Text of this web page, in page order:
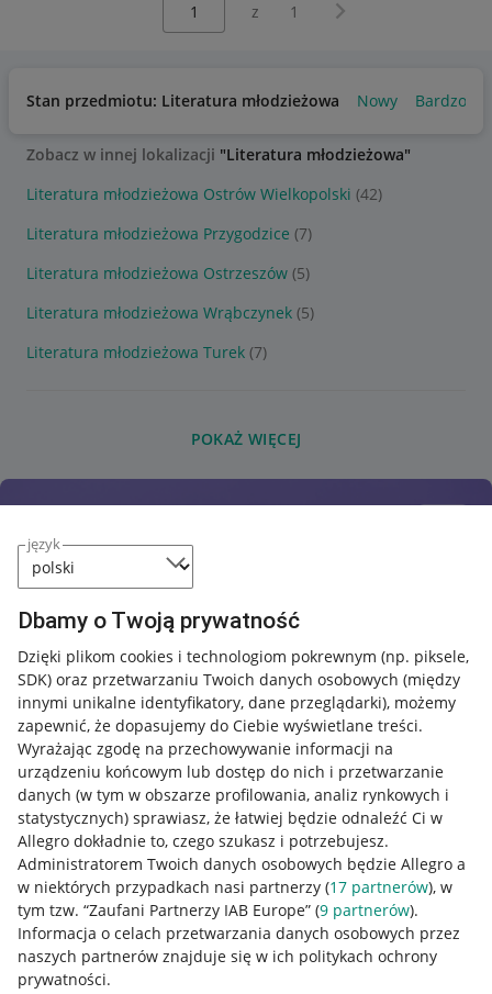
język
Dbamy o Twoją prywatność
Dzięki plikom cookies i technologiom pokrewnym (np. piksele,
SDK) oraz przetwarzaniu Twoich danych osobowych (między
innymi unikalne identyfikatory, dane przeglądarki), możemy
zapewnić, że dopasujemy do Ciebie wyświetlane treści.
Wyrażając zgodę na przechowywanie informacji na
urządzeniu końcowym lub dostęp do nich i przetwarzanie
danych (w tym w obszarze profilowania, analiz rynkowych i
statystycznych) sprawiasz, że łatwiej będzie odnaleźć Ci w
Allegro dokładnie to, czego szukasz i potrzebujesz.
Administratorem Twoich danych osobowych będzie Allegro a
w niektórych przypadkach nasi partnerzy (17 partnerów), w
tym tzw. “Zaufani Partnerzy IAB Europe” (9 partnerów).
Informacja o celach przetwarzania danych osobowych przez
naszych partnerów znajduje się w ich politykach ochrony
prywatności.
z 1 Następna strona
Stan przedmiotu: Literatura młodzieżowa Nowy Bardzo
Zobacz w innej lokalizacji "Literatura młodzieżowa"
Literatura młodzieżowa Ostrów Wielkopolski (42)
Literatura młodzieżowa Przygodzice (7)
Literatura młodzieżowa Ostrzeszów (5)
Literatura młodzieżowa Wrąbczynek (5)
Literatura młodzieżowa Turek (7)
POKAŻ WIĘCEJ
Przydatne informacje
Jak to działa